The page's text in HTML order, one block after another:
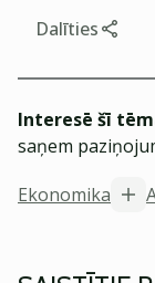
Dalīties
Interesē šī
saņem
Ekonomika